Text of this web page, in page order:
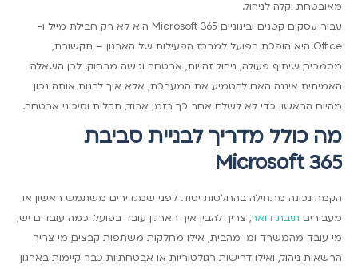
מאובטחת וקלה לניהול.
עבור עסקים קטנים ובינוניים, Microsoft 365 היא לא רק חבילת מייל ו-
Office. היא הופכת בפועל למרכז הפעילות של הארגון – תקשורת,
מסמכים, שיתוף פעולה, ניהול זהויות, אבטחה וגישה מרחוק. לכן השאלה
האמיתית איננה האם להטמיע את המערכת, אלא איך לבנות אותה נכון
מהיום הראשון כדי לא לשלם אחר כך בזמן אבוד, תקלות וסיכוני אבטחה.
מה כולל מדריך לבניית סביבת
Microsoft 365
הקמה נכונה מתחילה בהחלטות יסוד. לפני שמגדירים משתמש ראשון או
מעבירים תיבת דואר , צריך להבין איך הארגון עובד בפועל. כמה עובדים יש,
מי עובד מהמשרד ומי מהבית, אילו מחלקות משתפות קבצים, מי צריך
הרשאות ניהול, ואילו דרישות רגולטוריות או אבטחתיות כבר קיימות בארגון.